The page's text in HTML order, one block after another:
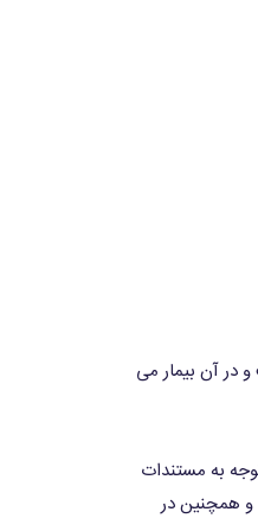
در آن بیمار می
به مستندات
و همچنین در